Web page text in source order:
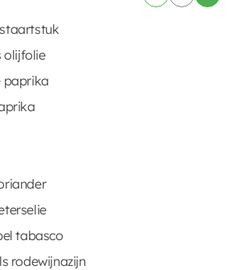
olijfolie
paprika
tabasco
rodewijnazijn